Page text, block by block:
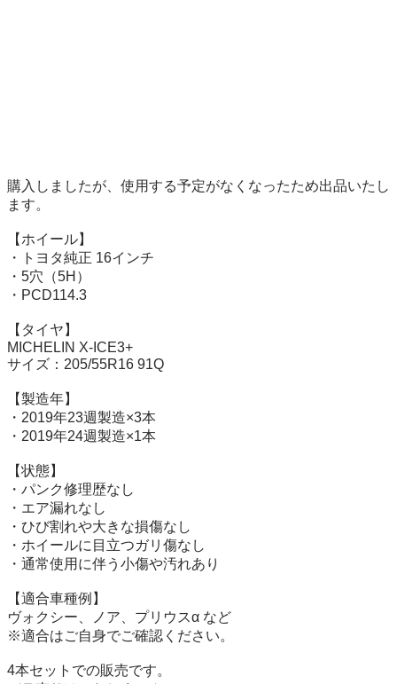
購入しましたが、使用する予定がなくなったため出品いたし
ます。
【ホイール】
・トヨタ純正 16インチ
・5穴（5H）
・PCD114.3
【タイヤ】
MICHELIN X-ICE3+
サイズ：205/55R16 91Q
【製造年】
・2019年23週製造×3本
・2019年24週製造×1本
【状態】
・パンク修理歴なし
・エア漏れなし
・ひび割れや大きな損傷なし
・ホイールに目立つガリ傷なし
・通常使用に伴う小傷や汚れあり
【適合車種例】
ヴォクシー、ノア、プリウスα など
※適合はご自身でご確認ください。
4本セットでの販売です。